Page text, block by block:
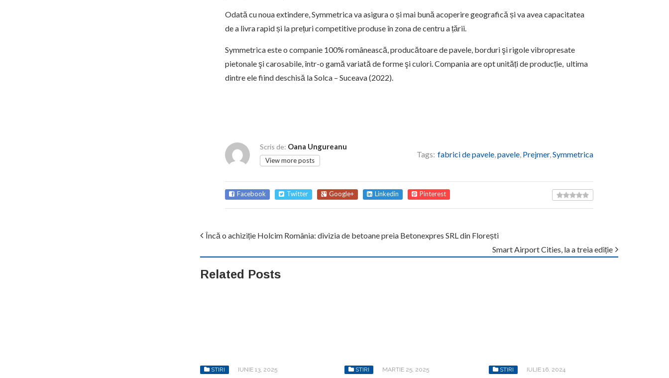
Odată cu noua extindere, Symmetrica va asigura o și mai bună acoperire geografică și va avea capacitatea
de a livra rapid și la prețuri competitive produse în zona de centru a țării.
Symmetrica este o companie 100% românească, producătoare de pavele, borduri şi rigole vibropresate
pietonale şi carosabile, într-o gamă variată de forme şi culori. Compania are opt unități de producție, ultima
dintre ele fiind deschisă la Solca – Suceava (2022).
Scris de: Oana Ungureanu
View more posts
Tags: fabrici de pavele,pavele, Prejmer,Symmetrica
Facebook Twitter Google+ Linkedin Pinterest
Încă o achiziție Holcim România: divizia de betoane preia Betonexpres SRL din Florești
Smart Airport Cities, la a treia ediție
Related Posts
STIRI IUNIE 13, 2025 STIRI MARTIE 25, 2025 STIRI IULIE 16, 2024